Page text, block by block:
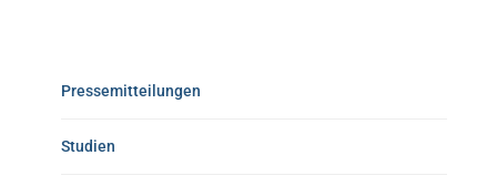
Pressemitteilungen
Studien